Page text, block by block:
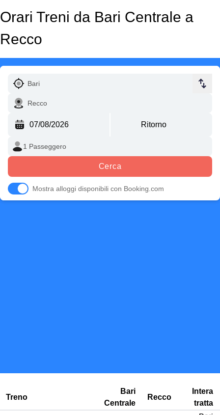
Orari Treni da Bari Centrale a
Recco
Cerca
Mostra alloggi disponibili con Booking.com
Treno
Bari
Centrale
Recco
Intera
tratta